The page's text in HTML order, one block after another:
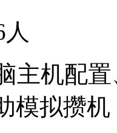
主机配
模拟攒机